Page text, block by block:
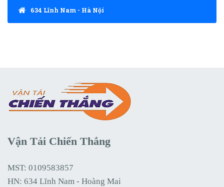
634 Lĩnh Nam - Hà Nội
Vận Tải Chiến Thắng
MST: 0109583857
HN: 634 Lĩnh Nam - Hoàng Mai